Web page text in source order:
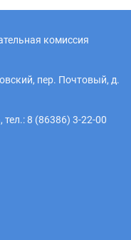
комиссия
пер. Почтовый, д.
8 (86386) 3-22-00